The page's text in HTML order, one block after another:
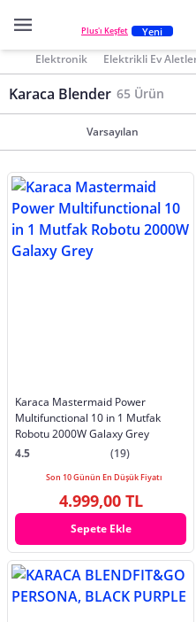
Plus'ı Keşfet Yeni
Elektronik Elektrikli Ev
Karaca Blender 65 Ürün
Varsayılan
Karaca Mastermaid Power
Multifunctional 10 in 1 Mutfak
Robotu 2000W Galaxy Grey
4.5
(19)
Son 10 Günün En Düşük Fiyatı
4.999,00 TL
Sepete Ekle